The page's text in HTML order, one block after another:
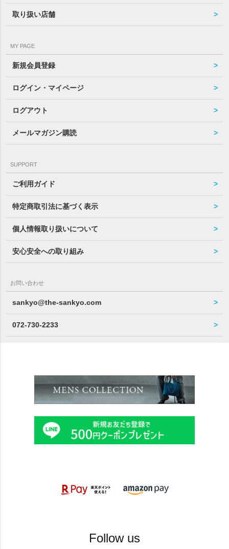
取り扱い店舗
MY PAGE
新規会員登録
ログイン・マイページ
ログアウト
メールマガジン購読
SUPPORT
ご利用ガイド
特定商取引法に基づく表示
個人情報取り扱いについて
安心安全への取り組み
お問い合わせ
sankyo@the-sankyo.com
072-730-2233
Follow us